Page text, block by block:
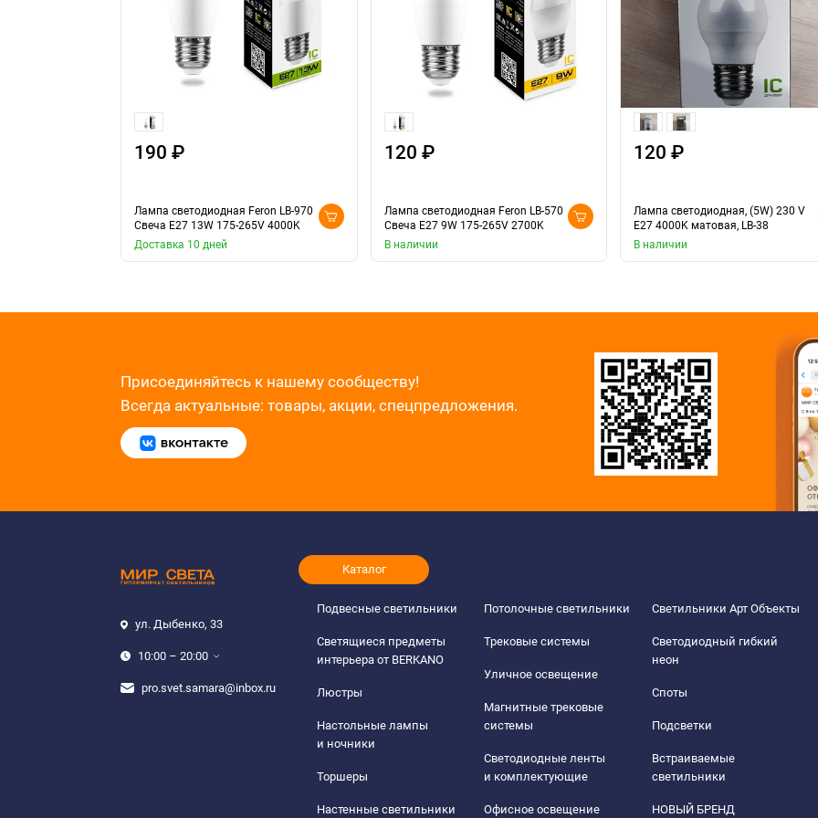
190 ₽
Лампа светодиодная Feron LB-970
Свеча E27 13W 175-265V 4000K
Доставка 10 дней
120 ₽
Лампа светодиодная Feron LB-570
Свеча E27 9W 175-265V 2700K
В наличии
120 ₽
Лампа светодиодная, (5W) 230 V
E27 4000K матовая, LB-38
В наличии
Присоединяйтесь к нашему сообществу!
Всегда актуальные: товары, акции, спецпредложения.
ул. Дыбенко, 33
10:00 – 20:00
pro.svet.samara@inbox.ru
Каталог
Подвесные светильники
Светящиеся предметы
интерьера от BERKANO
Люстры
Настольные лампы
и ночники
Торшеры
Настенные светильники
Потолочные светильники
Трековые системы
Уличное освещение
Магнитные трековые
системы
Светодиодные ленты
и комплектующие
Офисное освещение
Светильники Арт Объекты
Светодиодный гибкий
неон
Споты
Подсветки
Встраиваемые
светильники
НОВЫЙ БРЕНД